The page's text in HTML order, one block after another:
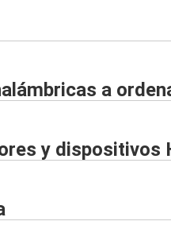
a
y dispositivos